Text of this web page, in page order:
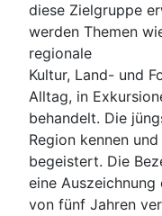
diese Zielgruppe
werden Themen
regionale
Kultur, Land- und
Alltag, in
behandelt. Die
Region kennen
begeistert. Die
eine
von fünf Jahren